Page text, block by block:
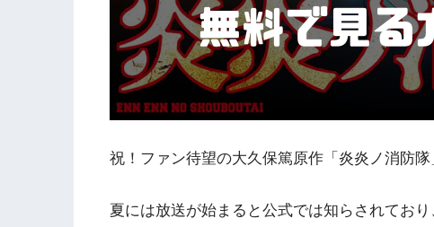
祝！ファン待望の大久保篤原作「炎炎ノ消防
夏には放送が始まると公式では知らされてお